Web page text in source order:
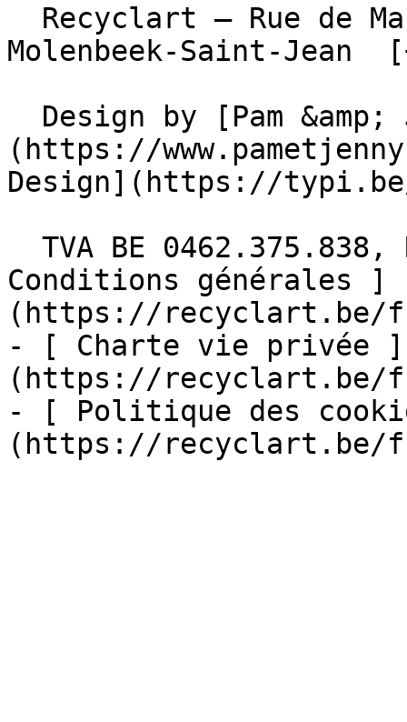
Molenbeek-Saint-
(https://
Design](https://
Conditions générales ]
(https://recyclart.be/
- [ Charte vie privée ]
(https://recyclart.be/
- [ Politique des